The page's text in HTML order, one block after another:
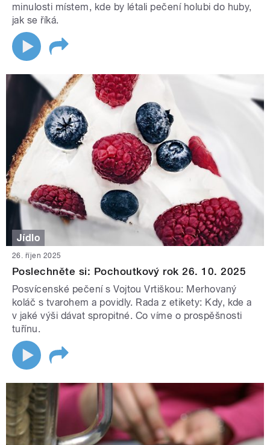
minulosti místem, kde by létali pečení holubi do huby,
jak se říká.
Jídlo
26. říjen 2025
Poslechněte si: Pochoutkový rok 26. 10. 2025
Posvícenské pečení s Vojtou Vrtiškou: Merhovaný
koláč s tvarohem a povidly. Rada z etikety: Kdy, kde a
v jaké výši dávat spropitné. Co víme o prospěšnosti
tuřínu.